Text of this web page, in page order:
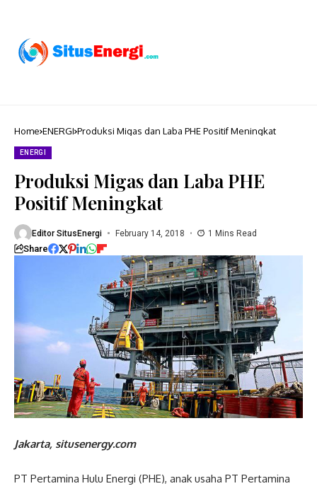
Home ENERGI Produksi Migas dan Laba PHE Positif Meningkat
ENERGI
Produksi Migas dan Laba PHE
Positif Meningkat
Editor SitusEnergi February 14, 2018 1 Mins Read
Share
Jakarta, situsenergy.com
PT Pertamina Hulu Energi (PHE), anak usaha PT Pertamina